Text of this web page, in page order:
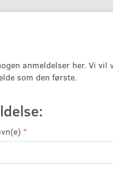
anmeldelser her. Vi vil
som den første.